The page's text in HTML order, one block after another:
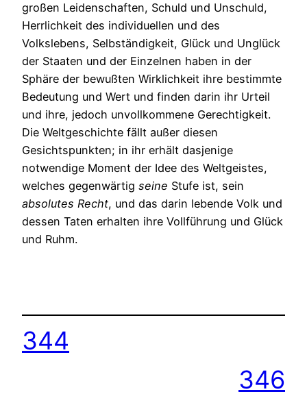
großen Leidenschaften, Schuld und Unschuld,
Herrlichkeit des individuellen und des
Volkslebens, Selbständigkeit, Glück und Unglück
der Staaten und der Einzelnen haben in der
Sphäre der bewußten Wirklichkeit ihre bestimmte
Bedeutung und Wert und finden darin ihr Urteil
und ihre, jedoch unvollkommene Gerechtigkeit.
Die Weltgeschichte fällt außer diesen
Gesichtspunkten; in ihr erhält dasjenige
notwendige Moment der Idee des Weltgeistes,
welches gegenwärtig seine Stufe ist, sein
absolutes Recht, und das darin lebende Volk und
dessen Taten erhalten ihre Vollführung und Glück
und Ruhm.
344
346